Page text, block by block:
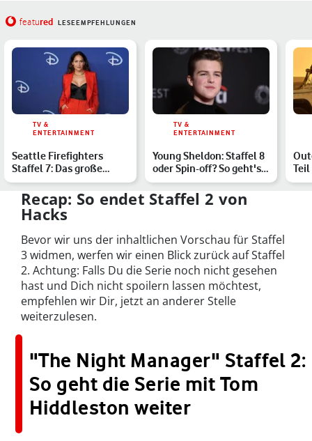
featured LESEEMPFEHLUNGEN
TV &
ENTERTAINMENT
Seattle Firefighters
Staffel 7: Das große
Finale für Feuerwache
1…
TV &
ENTERTAINMENT
Young Sheldon: Staffel 8
oder Spin-off? So geht's
weiter
Teil
Recap: So endet Staffel 2 von
Hacks
Bevor wir uns der inhaltlichen Vorschau für Staffel
3 widmen, werfen wir einen Blick zurück auf Staffel
2. Achtung: Falls Du die Serie noch nicht gesehen
hast und Dich nicht spoilern lassen möchtest,
empfehlen wir Dir, jetzt an anderer Stelle
weiterzulesen.
"The Night Manager" Staffel 2:
So geht die Serie mit Tom
Hiddleston weiter